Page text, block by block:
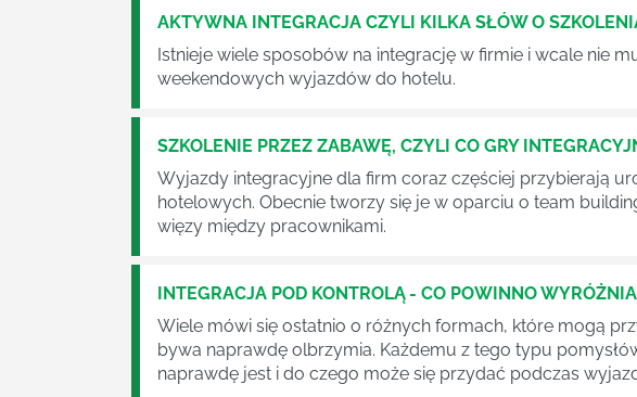
AKTYWNA INTEGRACJA CZYLI KILKA SŁÓW O
Istnieje wiele sposobów na integrację w firmie i wcale nie
weekendowych wyjazdów do hotelu.
SZKOLENIE PRZEZ ZABAWĘ, CZYLI CO GRY
Wyjazdy integracyjne dla firm coraz częściej przybierają
hotelowych. Obecnie tworzy się je w oparciu o team
więzy między pracownikami.
INTEGRACJA POD KONTROLĄ - CO POWINNO
Wiele mówi się ostatnio o różnych formach, które mogą
bywa naprawdę olbrzymia. Każdemu z tego typu
naprawdę jest i do czego może się przydać podczas